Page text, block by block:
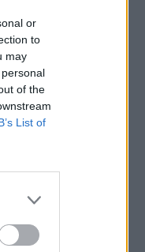
or
to
may
of the
List of